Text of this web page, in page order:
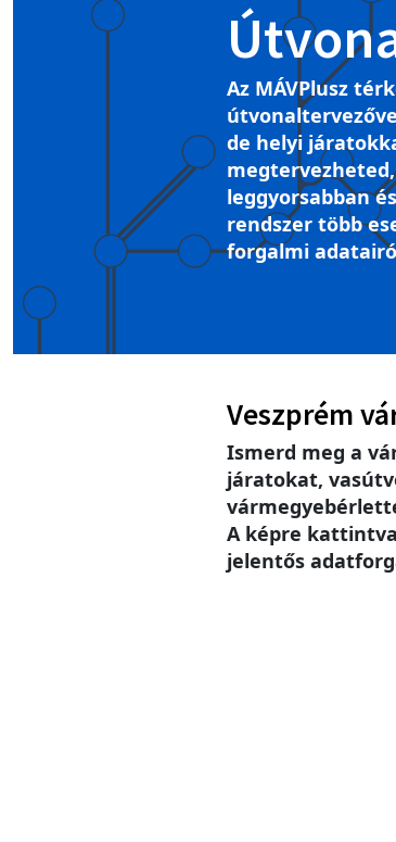
Az MÁVPlusz
de helyi
leggyorsabban
rendszer több
forgalmi
Veszprém
Ismerd meg a
járatokat,
A képre
jelentős